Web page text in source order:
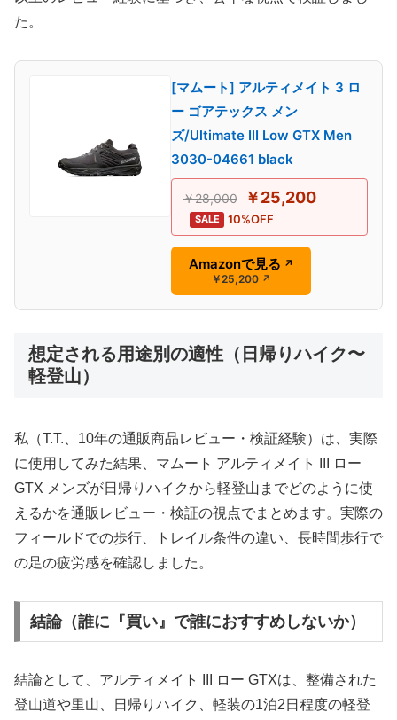
た。
[マムート] アルティメイト 3 ロ
ー ゴアテックス メン
ズ/Ultimate III Low GTX Men
3030-04661 black
￥28,000 ￥25,200
SALE 10%OFF
Amazonで見る ↗
￥25,200 ↗
想定される用途別の適性（日帰りハイク〜
軽登山）
私（T.T.、10年の通販商品レビュー・検証経験）は、実際
に使用してみた結果、マムート アルティメイト III ロー
GTX メンズが日帰りハイクから軽登山までどのように使
えるかを通販レビュー・検証の視点でまとめます。実際の
フィールドでの歩行、トレイル条件の違い、長時間歩行で
の足の疲労感を確認しました。
結論（誰に『買い』で誰におすすめしないか）
結論として、アルティメイト III ロー GTXは、整備された
登山道や里山、日帰りハイク、軽装の1泊2日程度の軽登